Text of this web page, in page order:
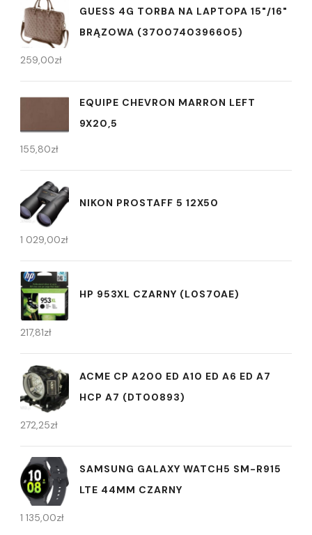
GUESS 4G TORBA NA LAPTOPA 15"/16"
BRĄZOWA (3700740396605)
259,00zł
EQUIPE CHEVRON MARRON LEFT
9X20,5
155,80zł
NIKON PROSTAFF 5 12X50
1 029,00zł
HP 953XL CZARNY (L0S70AE)
217,81zł
ACME CP A200 ED A10 ED A6 ED A7
HCP A7 (DT00893)
272,25zł
SAMSUNG GALAXY WATCH5 SM-R915
LTE 44MM CZARNY
1 135,00zł